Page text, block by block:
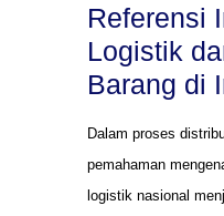
Referensi
Logistik
Barang di
Dalam proses
pemahaman
logistik nasional